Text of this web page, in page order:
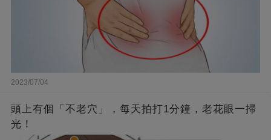
2023/07/04
頭上有個「不老穴」，每天拍打1分鐘，老花眼一掃
光！